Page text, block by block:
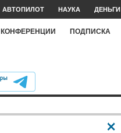
АВТОПИЛОТ НАУКА ДЕНЬГИ
КОНФЕРЕНЦИИ ПОДПИСКА